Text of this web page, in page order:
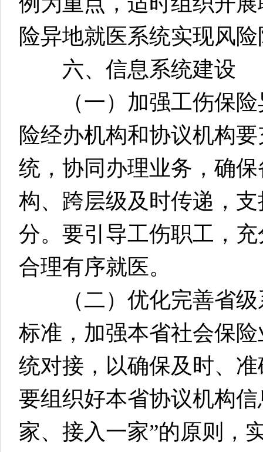
险异地就医系统实现风
六、信息系统建设
（一）加强工伤保险
险经办机构和协议机构
统，协同办理业务，确
构、跨层级及时传递，
分。要引导工伤职工，
合理有序就医。
（二）优化完善省级
标准，加强本省社会保
统对接，以确保及时、
要组织好本省协议机构
家、接入一家”的原则，